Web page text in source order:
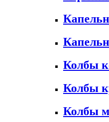
Колбы
Колбы
Колбы